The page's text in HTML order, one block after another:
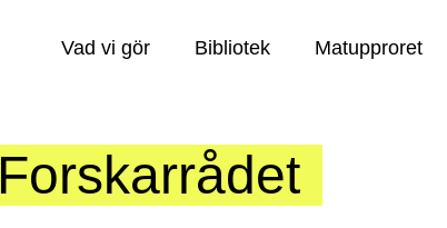
Vad vi gör Bibliotek Matupproret
Forskarrådet